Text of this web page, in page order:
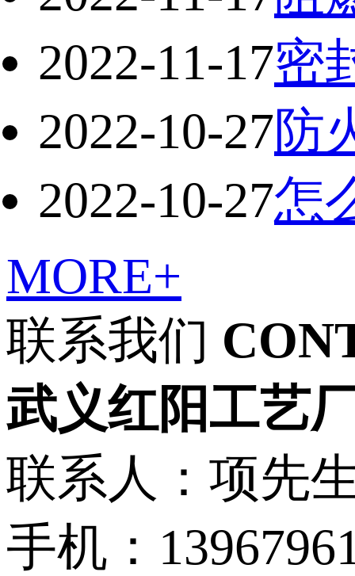
2022-11-17密
2022-10-27防
2022-10-27怎
MORE+
联系我们
武义红阳工艺
联系人：项先
手机：